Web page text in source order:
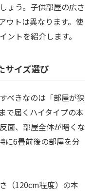
ょう。子供部屋の広さ
ウトは異なります。使
ントを紹介します。
サイズ選び
べきなのは「部屋が狭
で届くハイタイプの本
面、部屋全体が暗くな
に6畳前後の部屋を分
（120cm程度）の本